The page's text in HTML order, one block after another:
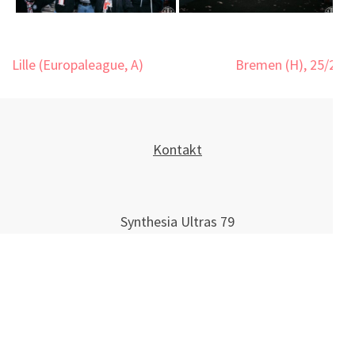
Beitragsnavigation
Lille (Europaleague, A) Bremen (H), 25/26
Kontakt
Synthesia Ultras 79